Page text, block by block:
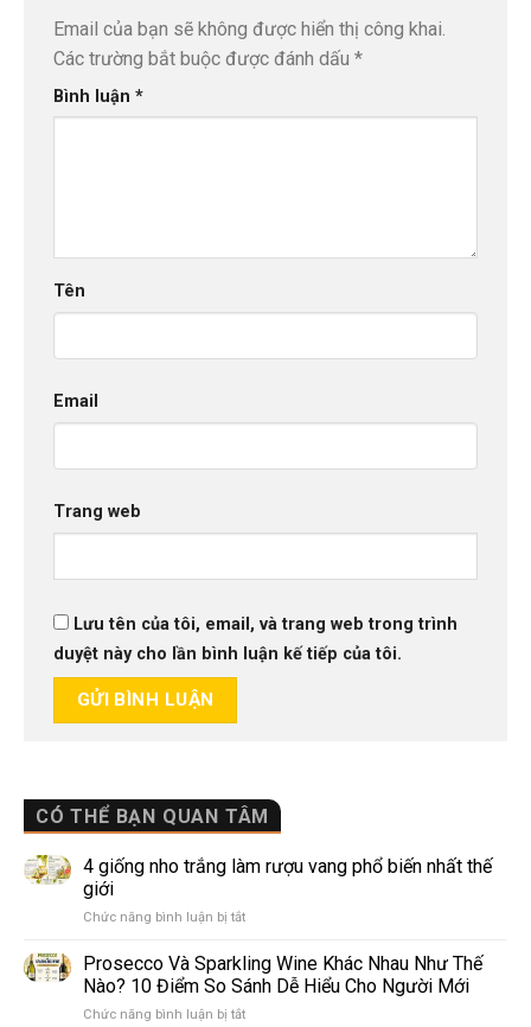
CÓ THỂ BẠN QUAN TÂM
4 giống nho trắng làm rượu vang phổ biến nhất thế
giới
Chức năng bình luận bị tắtở
giống
nho
trắng
làm
Prosecco Và Sparkling Wine Khác Nhau Như Thế
Nào? 10 Điểm So Sánh Dễ Hiểu Cho Người Mới
Chức năng bình luận bị tắtở
Email của bạn sẽ không được hiển thị công khai.
Các trường bắt buộc được đánh dấu *
Bình luận *
Tên
Email
Trang web
Lưu tên của tôi, email, và trang web trong trình
duyệt này cho lần bình luận kế tiếp của tôi.